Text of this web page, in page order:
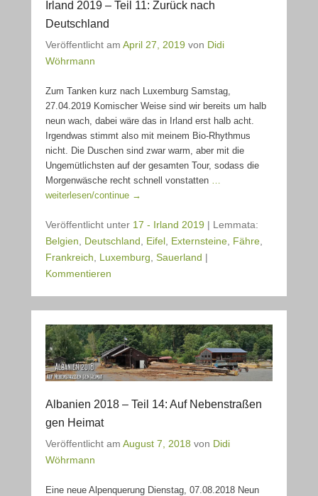
Irland 2019 – Teil 11: Zurück nach
Deutschland
Veröffentlicht am April 27, 2019 von Didi
Wöhrmann
Zum Tanken kurz nach Luxemburg Samstag,
27.04.2019 Komischer Weise sind wir bereits um halb
neun wach, dabei wäre das in Irland erst halb acht.
Irgendwas stimmt also mit meinem Bio-Rhythmus
nicht. Die Duschen sind zwar warm, aber mit die
Ungemütlichsten auf der gesamten Tour, sodass die
Morgenwäsche recht schnell vonstatten
weiterlesen/continue →
Veröffentlicht unter 17 - Irland 2019 | Lemmata:
Belgien
Deutschland Eifel Externsteine Fähre
Frankreich
Luxemburg Sauerland |
Kommentieren
Albanien 2018 – Teil 14: Auf Nebenstraßen
gen Heimat
Veröffentlicht am August 7, 2018 von Didi
Wöhrmann
Eine neue Alpenquerung Dienstag, 07.08.2018 Neun